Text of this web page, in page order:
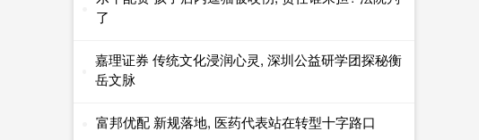
了
嘉理证券 传统文化浸润心灵, 深圳公益研学团探秘衡
岳文脉
富邦优配 新规落地, 医药代表站在转型十字路口